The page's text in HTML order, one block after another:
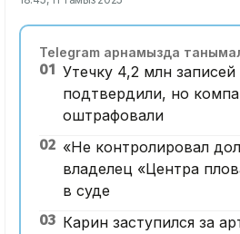
Telegram арнамызда
01 Утечку 4,2 млн
подтвердили, но
оштрафовали
02 «Не контролировал
владелец «Центра
в суде
03 Карин заступился за